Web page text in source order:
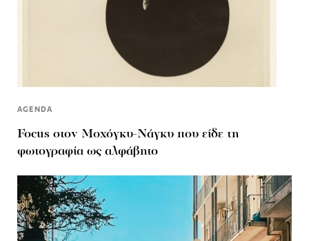
AGENDA
Focus στον Μοχόγκυ-Νάγκυ που είδε τη
φωτογραφία ως αλφάβητο